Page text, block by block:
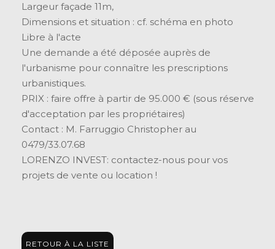
Largeur façade 11m,
Dimensions et situation : cf. schéma en photo
Libre à l'acte
Une demande a été déposée auprès de
l'urbanisme pour connaître les prescriptions
urbanistiques.
PRIX : faire offre à partir de 95.000 € (sous réserve
d'acceptation par les propriétaires)
Contact : M. Farruggio Christopher au
0479/33.07.68
LORENZO INVEST: contactez-nous pour vos
projets de vente ou location !
RETOUR À LA LISTE